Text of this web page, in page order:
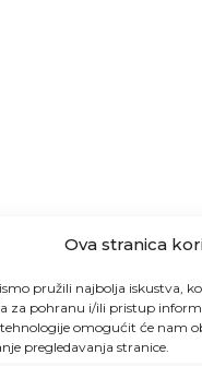
Ova stranica
pružili najbolja iskustva,
za pohranu i/ili pristup
omogućit će nam
pregledavanja stranice.